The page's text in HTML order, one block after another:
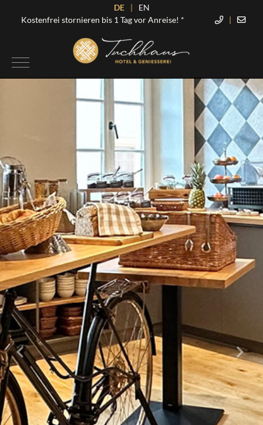
DE |
EN
Kostenfrei stornieren bis 1 Tag vor Anreise! *
|
Previous Next